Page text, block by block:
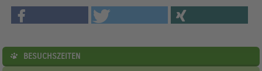
BESUCHSZEITEN